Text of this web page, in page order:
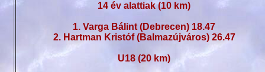
14 év alattiak (10 km)
1. Varga Bálint (Debrecen) 18.47
2. Hartman Kristóf (Balmazújváros) 26.47
U18 (20 km)